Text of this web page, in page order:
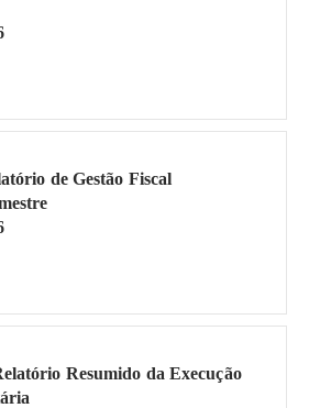
de Gestão Fiscal
Resumido da Execução